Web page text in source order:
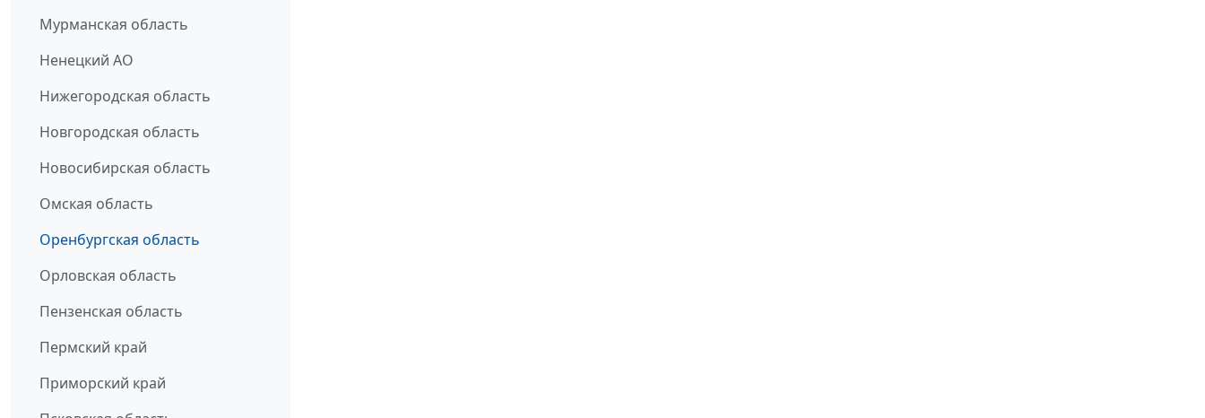
Мурманская область
Ненецкий АО
Нижегородская область
Новгородская область
Новосибирская область
Омская область
Оренбургская область
Орловская область
Пензенская область
Пермский край
Приморский край